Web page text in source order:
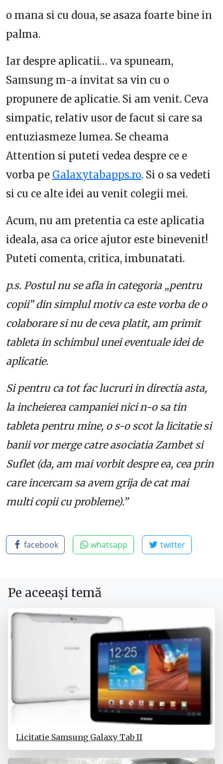
o mana si cu doua, se asaza foarte bine in
palma.
Iar despre aplicatii… va spuneam,
Samsung m-a invitat sa vin cu o
propunere de aplicatie. Si am venit. Ceva
simpatic, relativ usor de facut si care sa
entuziasmeze lumea. Se cheama
Attention si puteti vedea despre ce e
vorba pe Galaxytabapps.ro. Si o sa vedeti
si cu ce alte idei au venit colegii mei.
Acum, nu am pretentia ca este aplicatia
ideala, asa ca orice ajutor este binevenit!
Puteti comenta, critica, imbunatati.
p.s. Postul nu se afla in categoria „pentru
copii” din simplul motiv ca este vorba de o
colaborare si nu de ceva platit, am primit
tableta in schimbul unei eventuale idei de
aplicatie.
Si pentru ca tot fac lucruri in directia asta,
la incheierea campaniei nici n-o sa tin
tableta pentru mine, o s-o scot la licitatie si
banii vor merge catre asociatia Zambet si
Suflet (da, am mai vorbit despre ea, cea prin
care incercam sa avem grija de cat mai
multi copii cu probleme).”
facebook whatsapp twitter
Pe aceeași temă
Licitatie Samsung Galaxy Tab II